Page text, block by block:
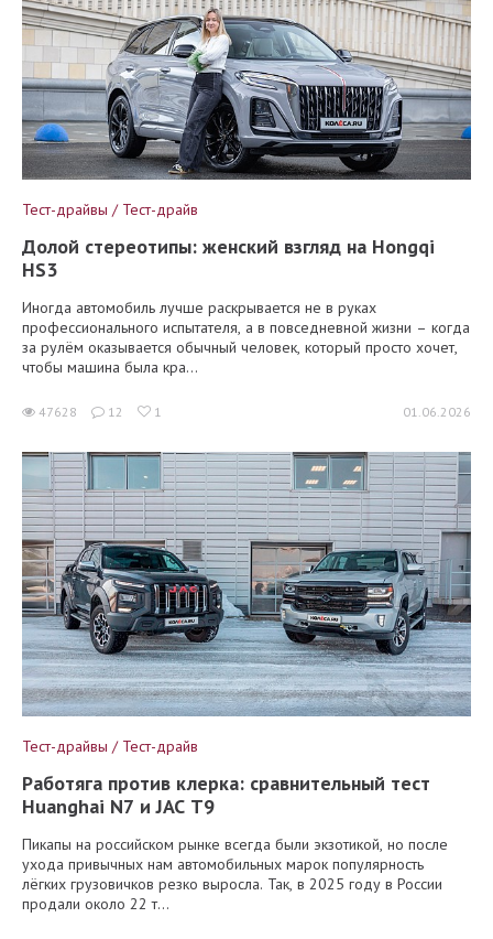
Тест-драйвы / Тест-драйв
Долой стереотипы: женский взгляд на Hongqi
HS3
Иногда автомобиль лучше раскрывается не в руках
профессионального испытателя, а в повседневной жизни – когда
за рулём оказывается обычный человек, который просто хочет,
чтобы машина была кра...
47628 12 1 01.06.2026
Тест-драйвы / Тест-драйв
Работяга против клерка: сравнительный тест
Huanghai N7 и JAC T9
Пикапы на российском рынке всегда были экзотикой, но после
ухода привычных нам автомобильных марок популярность
лёгких грузовичков резко выросла. Так, в 2025 году в России
продали около 22 т...